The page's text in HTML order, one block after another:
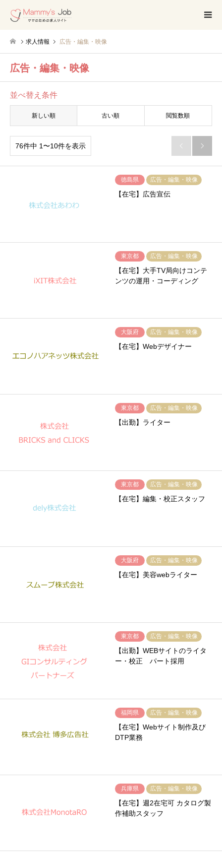
求人情報 広告・編集・映像
広告・編集・映像
並べ替え条件
新しい順 古い順 閲覧数順
76件中 1〜10件を表示  
徳島県 広告・編集・映像
【在宅】広告宣伝
東京都 広告・編集・映像
【在宅】大手TV局向けコンテ
ンツの運用・コーディング
大阪府 広告・編集・映像
【在宅】Webデザイナー
東京都 広告・編集・映像
【出勤】ライター
東京都 広告・編集・映像
【在宅】編集・校正スタッフ
大阪府 広告・編集・映像
【在宅】美容webライター
東京都 広告・編集・映像
【出勤】WEBサイトのライタ
ー・校正 パート採用
福岡県 広告・編集・映像
【在宅】Webサイト制作及び
DTP業務
兵庫県 広告・編集・映像
【在宅】週2在宅可 カタログ製
作補助スタッフ